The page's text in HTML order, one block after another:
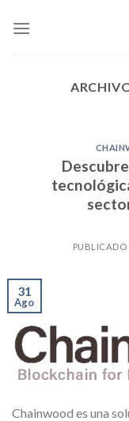
PUBLICADO
31
Ago
Chainwood es una